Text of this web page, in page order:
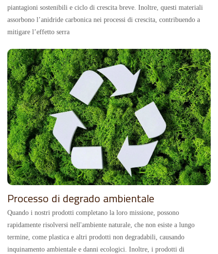
piantagioni sostenibili e ciclo di crescita breve. Inoltre, questi materiali
assorbono l’anidride carbonica nei processi di crescita, contribuendo a
mitigare l’effetto serra
Processo di degrado ambientale
Quando i nostri prodotti completano la loro missione, possono
rapidamente risolversi nell'ambiente naturale, che non esiste a lungo
termine, come plastica e altri prodotti non degradabili, causando
inquinamento ambientale e danni ecologici. Inoltre, i prodotti di